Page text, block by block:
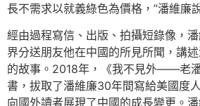
長不需求以就義綠色為價格，”潘維廉
經由過程寫信、出版、拍攝短錄像，
界分送朋友他在中國的所見所聞，講
的故事。2018年，《我不見外——老
書，拔取了潘維廉30年間寫給美國度
向國外讀者展現了中國的成長變更。